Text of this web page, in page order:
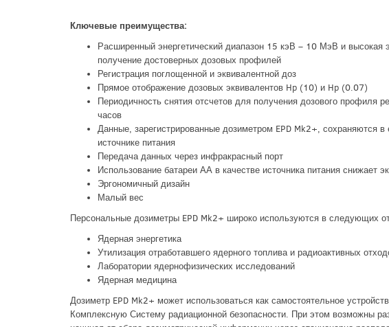
Ключевые преимущества:
Расширенный энергетический диапазон 15 кэВ – 10 МэВ и высокая
получение достоверных дозовых профилей
Регистрация поглощенной и эквивалентной доз
Прямое отображение дозовых эквивалентов Hp (10) и Hp (0.07)
Периодичность снятия отсчетов для получения дозового профиля
часов
Данные, зарегистрированные дозиметром EPD Mk2+, сохраняются
источнике питания
Передача данных через инфракрасный порт
Использование батареи АА в качестве источника питания снижает
Эргономичный дизайн
Малый вес
Персональные дозиметры EPD Mk2+ широко используются в следующих
Ядерная энергетика
Утилизация отработавшего ядерного топлива и радиоактивных
Лаборатории ядернофизических исследований
Ядерная медицина
Дозиметр EPD Mk2+ может использоваться как самостоятельное
Комплексную Систему радиационной безопасности. При этом возможны